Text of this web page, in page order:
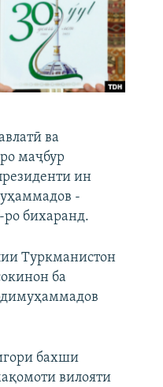
ва
маҷбур
ин
-
бихаранд.
Туркманистон
ба
бахши
вилояти